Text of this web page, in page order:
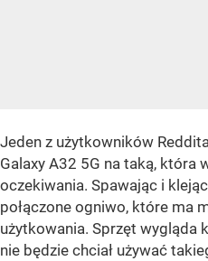
Jeden z użytkowników
Galaxy A32 5G na taką, która
oczekiwania. Spawając i
połączone ogniwo, które ma
użytkowania. Sprzęt wygląda
nie będzie chciał używać